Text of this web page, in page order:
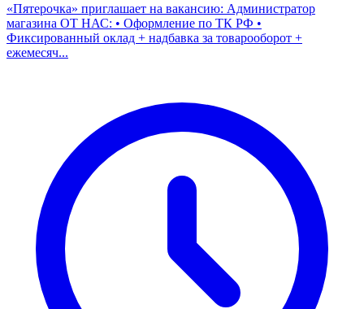
«Пятерочка» приглашает на вакансию: Администратор
магазина ОТ НАС: • Оформление по ТК РФ •
Фиксированный оклад + надбавка за товарооборот +
ежемесяч...